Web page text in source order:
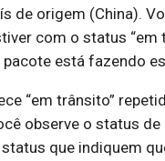
de origem (China).
com o status
está fazendo
“em trânsito”
observe o status
que indiquem